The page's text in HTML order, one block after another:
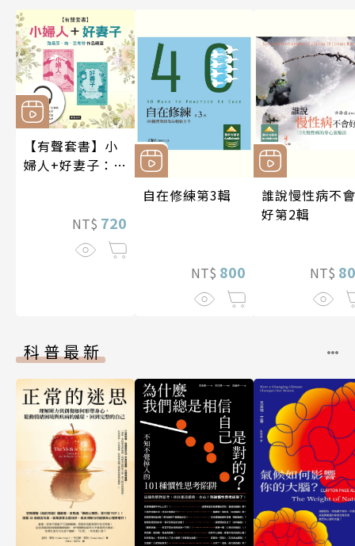
【有聲套書】小
婦人+好妻子：路
NT$ 720
自在修練第3輯
NT$ 800
誰說慢性病不會
好第2輯
NT$
科普最新